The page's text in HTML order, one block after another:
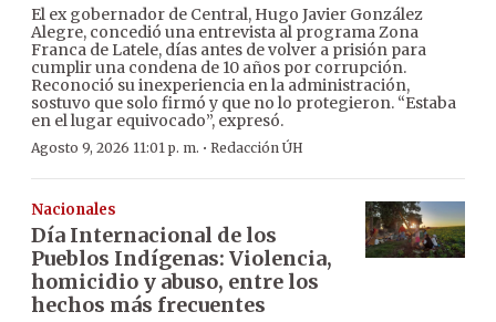
El ex gobernador de Central, Hugo Javier González
Alegre, concedió una entrevista al programa Zona
Franca de Latele, días antes de volver a prisión para
cumplir una condena de 10 años por corrupción.
Reconoció su inexperiencia en la administración,
sostuvo que solo firmó y que no lo protegieron. “Estaba
en el lugar equivocado”, expresó.
Agosto 9, 2026 11:01 p. m. · Redacción ÚH
Nacionales
Día Internacional de los
Pueblos Indígenas: Violencia,
homicidio y abuso, entre los
hechos más frecuentes